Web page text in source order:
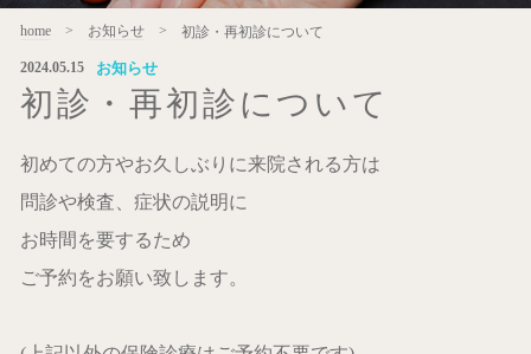
home お知らせ 初診・再初診について
2024.05.15 お知らせ
初診・再初診について
初めての方やお久しぶりに来院される方は
問診や検査、症状の説明に
お時間を要するため
ご予約をお願い致します。